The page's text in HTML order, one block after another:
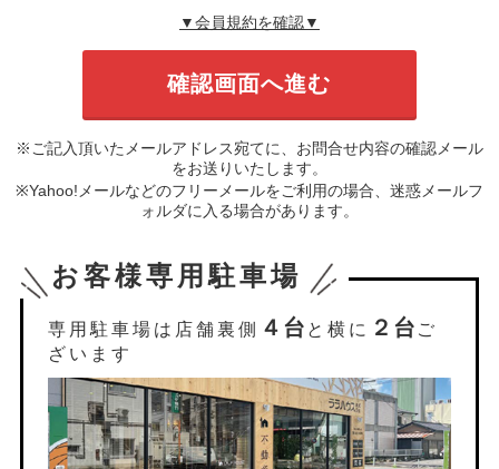
▼会員規約を確認▼
※ご記入頂いたメールアドレス宛てに、お問合せ内容の確認メール
をお送りいたします。
※Yahoo!メールなどのフリーメールをご利用の場合、迷惑メールフ
ォルダに入る場合があります。
お客様専用駐車場
専用駐車場は店舗裏側 ４台 と横に ２台 ご
ざいます